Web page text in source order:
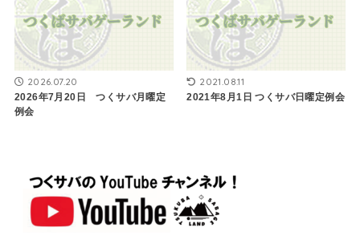
2026.07.20
2026年7月20日 つくサバ月曜定
例会
2021.08.11
2021年8月1日 ​つくサバ日曜定例会